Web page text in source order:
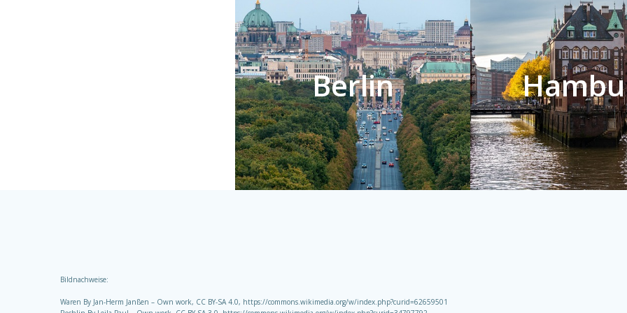
Berlin
Bildnachweise:
Waren By Jan-Herm Janßen – Own work, CC BY-SA 4.0, https://commons.wikimedia.org/w/index.php?curid=62659501